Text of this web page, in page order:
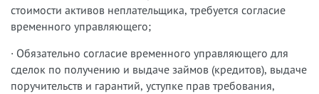
стоимости активов неплательщика, требуется согласие
временного управляющего;
· Обязательно согласие временного управляющего для
сделок по получению и выдаче займов (кредитов), выдаче
поручительств и гарантий, уступке прав требования,